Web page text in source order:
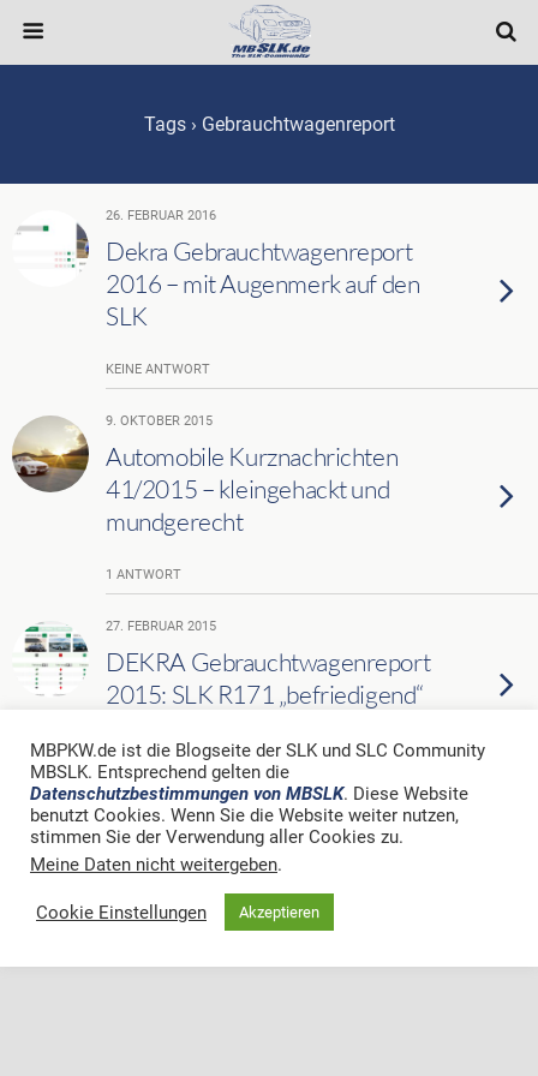
Tags › Gebrauchtwagenreport
26. FEBRUAR 2016
Dekra Gebrauchtwagenreport
2016 – mit Augenmerk auf den
SLK
KEINE ANTWORT
9. OKTOBER 2015
Automobile Kurznachrichten
41/2015 – kleingehackt und
mundgerecht
1 ANTWORT
27. FEBRUAR 2015
DEKRA Gebrauchtwagenreport
2015: SLK R171 „befriedigend“
KEINE ANTWORT
Zum Seitenanfang
Desktop
MBPKW.de ist die Blogseite der SLK und SLC Community
MBSLK. Entsprechend gelten die
Datenschutzbestimmungen von MBSLK. Diese Website
benutzt Cookies. Wenn Sie die Website weiter nutzen,
stimmen Sie der Verwendung aller Cookies zu.
Meine Daten nicht weitergeben.
Cookie Einstellungen Akzeptieren